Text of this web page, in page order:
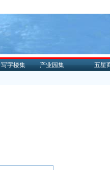
写字楼集 产业园集 五星